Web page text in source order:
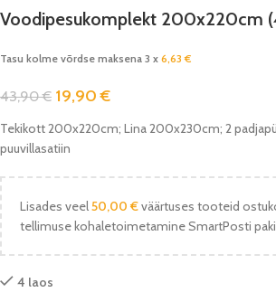
Voodipesukomplekt 200x220cm
Tasu kolme võrdse maksena 3 x 6,63€
43,90€ 19,90€
Tekikott 200x220cm; Lina 200x230cm; 2
puuvillasatiin
Lisades veel50,00 €väärtuses tooteid
tellimuse kohaletoimetamine SmartPosti
4 laos